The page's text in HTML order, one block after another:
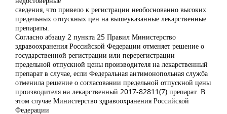
сведения, что привело к регистрации необоснованно высоких
предельных отпускных цен на вышеуказанные лекарственные
препараты.
Согласно абзацу 2 пункта 25 Правил Министерство
здравоохранения Российской Федерации отменяет решение о
государственной регистрации или перерегистрации
предельной отпускной цены производителя на лекарственный
препарат в случае, если Федеральная антимонопольная служба
отменила решение о согласовании предельной отпускной цены
производителя на лекарственный 2017-82811(7) препарат. В
этом случае Министерство здравоохранения Российской
Федерации